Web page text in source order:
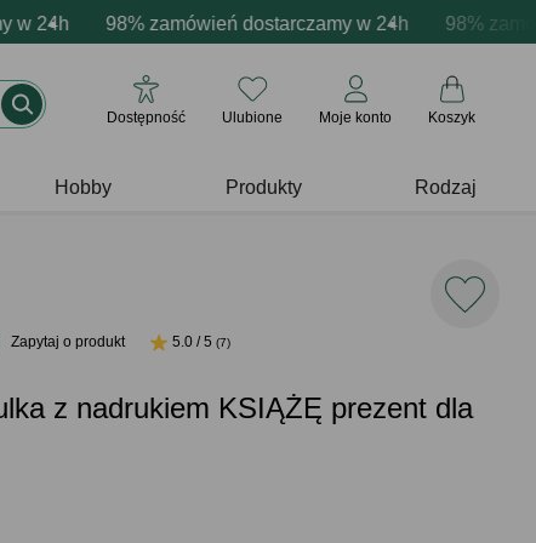
98% zamówień dostarczamy w 24h 98%
produktów Profesjonalna i darmowa personalizacja
emocje - zawsze udane prezenty Prezentujemy
Dostępność Ulubione Moje konto Koszyk
Hobby Produkty Rodzaj
Zapytaj o produkt 5.0 / 5(7)
z nadrukiem KSIĄŻĘ prezent dla